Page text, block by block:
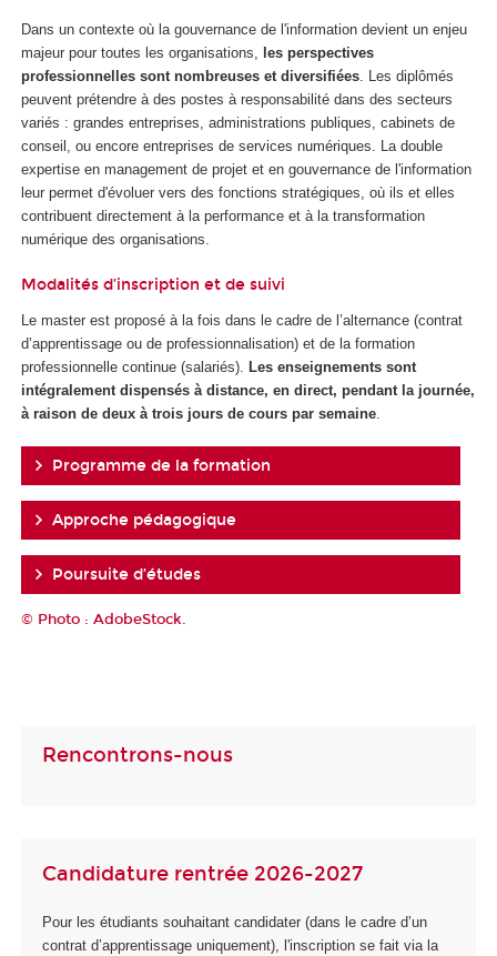
Dans un contexte où la gouvernance de l'information devient un enjeu
majeur pour toutes les organisations, les perspectives
professionnelles sont nombreuses et diversifiées. Les diplômés
peuvent prétendre à des postes à responsabilité dans des secteurs
variés : grandes entreprises, administrations publiques, cabinets de
conseil, ou encore entreprises de services numériques. La double
expertise en management de projet et en gouvernance de l'information
leur permet d'évoluer vers des fonctions stratégiques, où ils et elles
contribuent directement à la performance et à la transformation
numérique des organisations.
Modalités d’inscription et de suivi
Le master est proposé à la fois dans le cadre de l’alternance (contrat
d’apprentissage ou de professionnalisation) et de la formation
professionnelle continue (salariés).
Les enseignements sont
intégralement dispensés à distance, en direct, pendant la journée,
à raison de deux à trois jours de cours par semaine
Programme de la formation
Approche pédagogique
Poursuite d’études
© Photo : AdobeStock.
Rencontrons-nous
Candidature rentrée 2026-2027
Pour les étudiants souhaitant candidater (dans le cadre d’un
contrat d’apprentissage uniquement), l'inscription se fait via la